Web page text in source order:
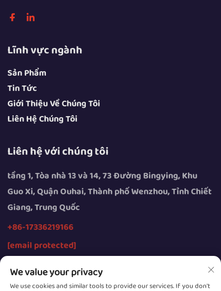
Lĩnh vực ngành
Sản Phẩm
Tin Tức
Giới Thiệu Về Chúng Tôi
Liên Hệ Chúng Tôi
Liên hệ với chúng tôi
tầng 1, Tòa nhà 13 và 14, 73 Đường Bingying, Khu
Guo Xi, Quận Ouhai, Thành phố Wenzhou, Tỉnh Chiết
Giang, Trung Quốc
+86-17336219166
[email protected]
We value your privacy
We use cookies and similar tools to provide our services. If you don't